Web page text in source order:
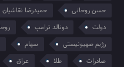
حسن روحانی
حمیدرضا نقاشیان
دولت
دونالد ترامپ
رژیم صهیونیستی
سهام
صادرات
طلا عراق